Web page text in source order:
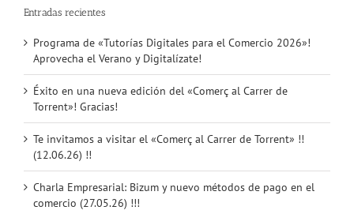
Entradas recientes
Programa de «Tutorías Digitales para el Comercio 2026»!
Aprovecha el Verano y Digitalízate!
Éxito en una nueva edición del «Comerç al Carrer de
Torrent»! Gracias!
Te invitamos a visitar el «Comerç al Carrer de Torrent» !!
(12.06.26) !!
Charla Empresarial: Bizum y nuevo métodos de pago en el
comercio (27.05.26) !!!